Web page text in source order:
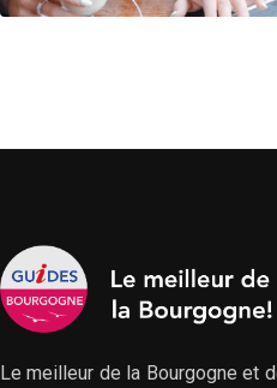
Le meilleur de la Bourgogne et